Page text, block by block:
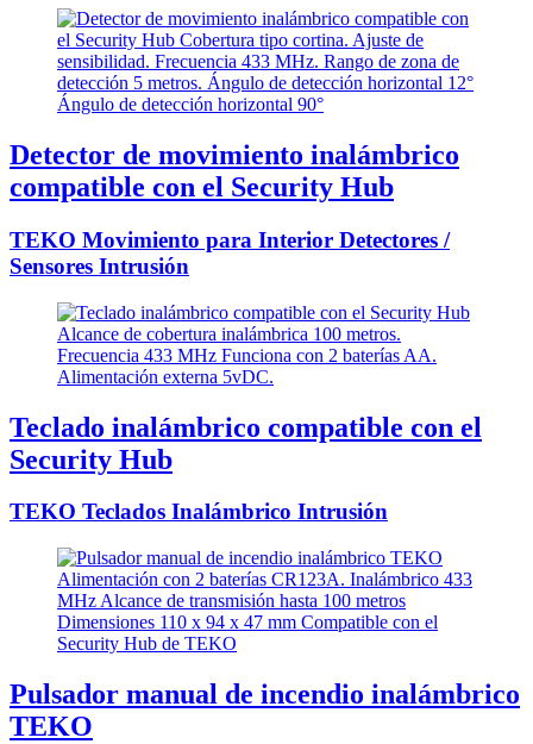
Detector de movimiento inalámbrico
compatible con el Security Hub
TEKO Movimiento para Interior Detectores /
Sensores Intrusión
Teclado inalámbrico compatible con el
Security Hub
TEKO Teclados Inalámbrico Intrusión
Pulsador manual de incendio inalámbrico
TEKO